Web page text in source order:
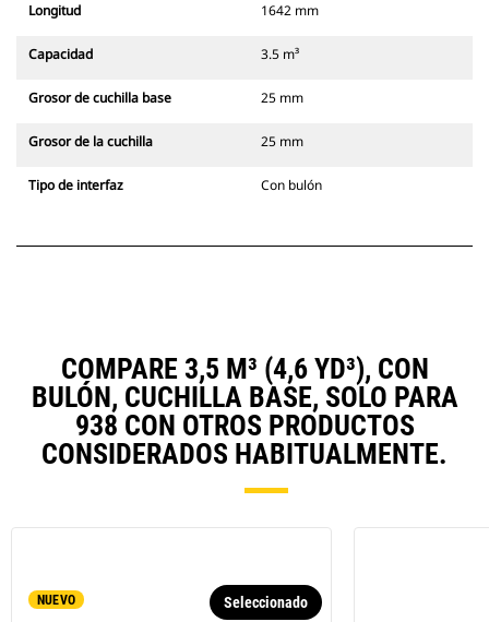
Longitud 1642 mm
Capacidad 3.5 m³
Grosor de cuchilla base 25 mm
Grosor de la cuchilla 25 mm
Tipo de interfaz Con bulón
COMPARE 3,5 M³ (4,6 YD³), CON
BULÓN, CUCHILLA BASE, SOLO PARA
938 CON OTROS PRODUCTOS
CONSIDERADOS HABITUALMENTE.
NUEVO Seleccionado